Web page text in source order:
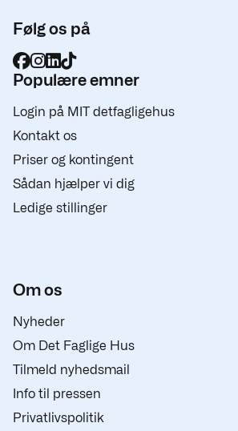
Følg os på
Populære emner
Login på MIT detfagligehus
Kontakt os
Priser og kontingent
Sådan hjælper vi dig
Ledige stillinger
Om os
Nyheder
Om Det Faglige Hus
Tilmeld nyhedsmail
Info til pressen
Privatlivspolitik